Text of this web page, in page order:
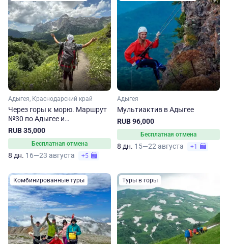
Адыгея, Краснодарский край
Через горы к морю. Маршрут
№30 по Адыгее и
Краснодарскому краю
RUB 35,000
Бесплатная отмена
8 дн. 16—23 августа +5
Адыгея
Мультиактив в Адыгее
RUB 96,000
Бесплатная отмена
8 дн. 15—22 августа +1
Комбинированные туры Туры в горы